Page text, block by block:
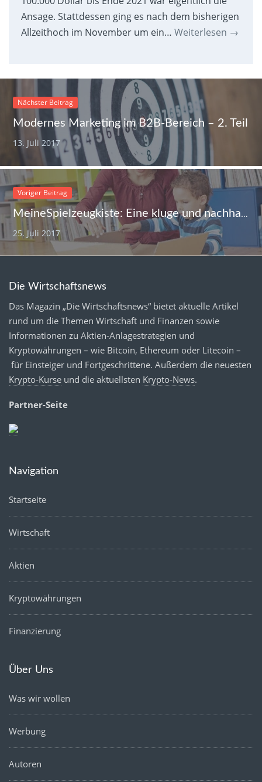
Ansage. Stattdessen ging es nach dem bisherigen
Allzeithoch im November um ein… Weiterlesen →
Nächster Beitrag
Modernes Marketing im B2B-Bereich – 2. Teil
13. Juli 2017
Voriger Beitrag
MeineSpielzeugkiste: Eine kluge und nachhaltige Geschäftsidee
25. Juli 2017
Die Wirtschaftsnews
Das Magazin „Die Wirtschaftsnews“ bietet aktuelle Artikel
rund um die Themen Wirtschaft und Finanzen sowie
Informationen zu Aktien-Anlagestrategien und
Kryptowährungen – wie Bitcoin, Ethereum oder Litecoin –
für Einsteiger und Fortgeschrittene. Außerdem die neuesten
Krypto-Kurse und die aktuellsten Krypto-News.
Partner-Seite
Navigation
Startseite
Wirtschaft
Aktien
Kryptowährungen
Finanzierung
Über Uns
Was wir wollen
Werbung
Autoren